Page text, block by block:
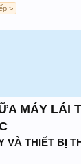
>
MÁY LÁI
VÀ THIẾT BỊ